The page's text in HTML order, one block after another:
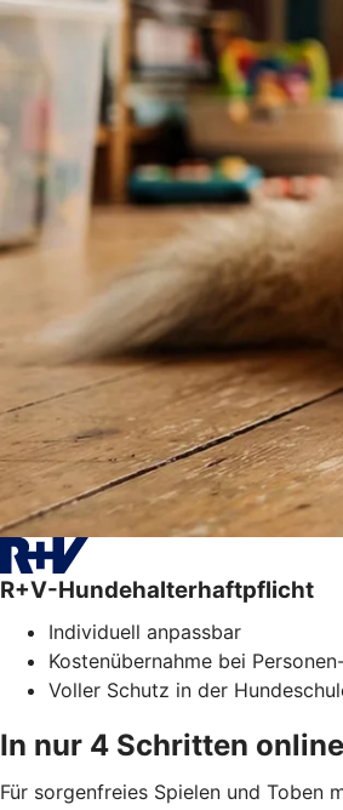
R+V-Hundehalterhaftpflicht
Individuell anpassbar
Kostenübernahme bei
Voller Schutz in der
In nur 4 Schritten
Für sorgenfreies Spielen und Toben